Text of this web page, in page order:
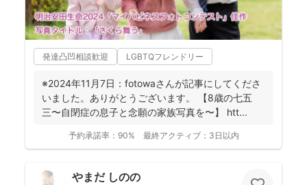
発達凸凹相談歓迎 LGBTQフレンドリー
※2024年11月7日：fotowaさんが記事にしてくださ
いました。ありがとうございます。 【8歳の七五
三〜自閉症の息子と念願の家族写真を〜】 htt...
予約承諾率： 90% 最終アクティブ： 3日以内
やまだ しのの